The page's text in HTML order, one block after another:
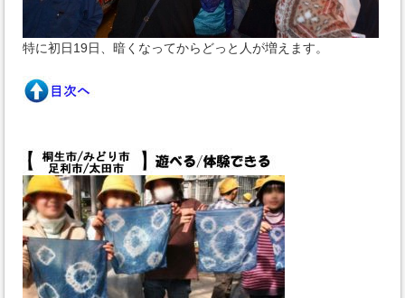
特に初日19日、暗くなってからどっと人が増えます。